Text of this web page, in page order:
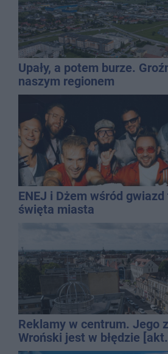
Upały, a potem burze.
naszym regionem
ENEJ i Dżem wśród
święta miasta
Reklamy w centrum. Jego
Wroński jest w błędzie